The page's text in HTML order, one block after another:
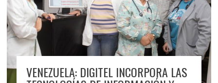
VENEZUELA: DIGITEL INCORPORA LAS